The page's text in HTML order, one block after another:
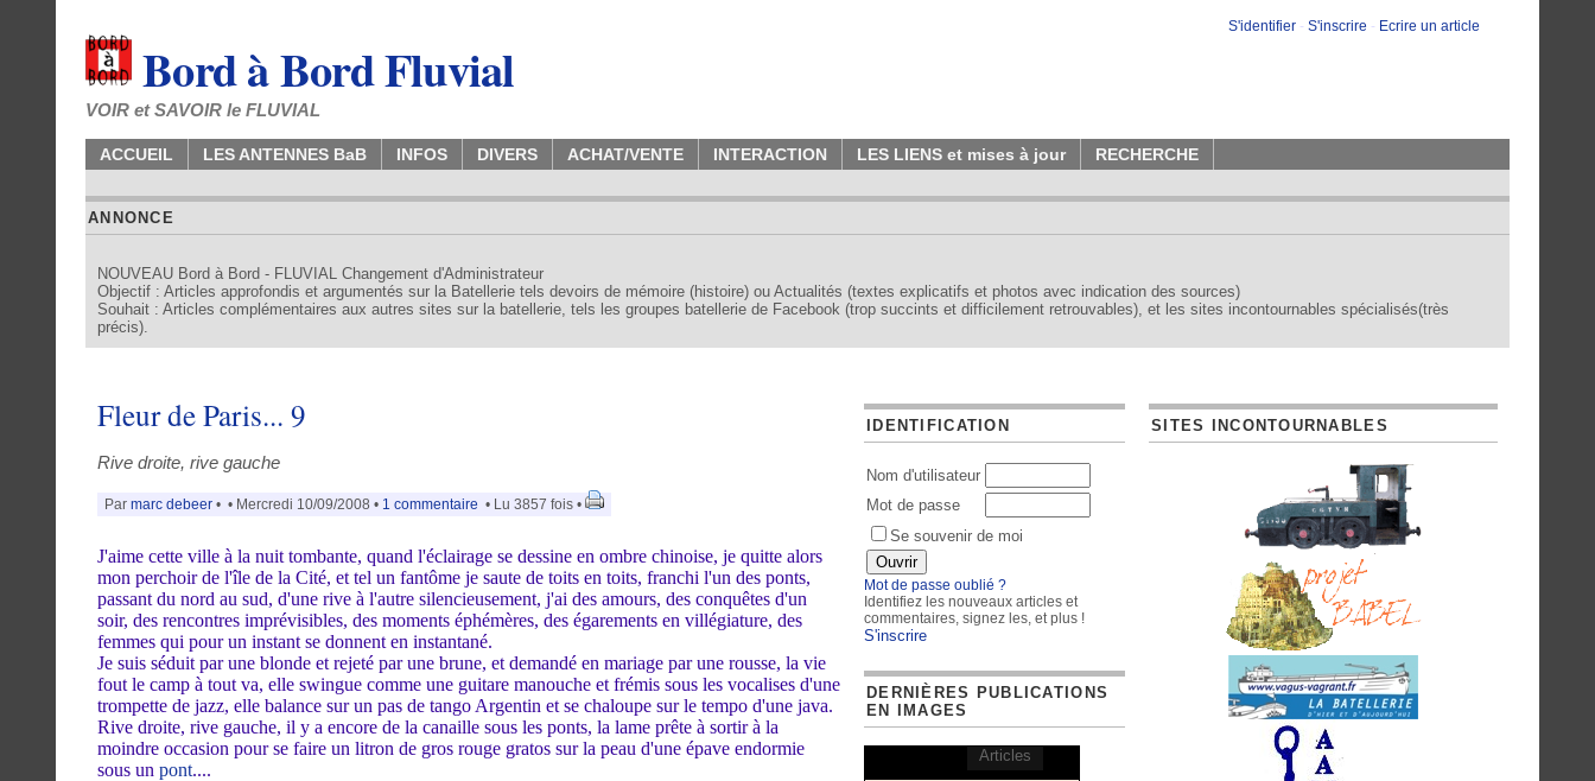
S'identifier - S'inscrire - Ecrire un article
Bord à Bord Fluvial
VOIR et SAVOIR le FLUVIAL
ACCUEIL LES ANTENNES BaB INFOS DIVERS ACHAT/VENTE INTERACTION LES LIENS et mises à jour RECHERCHE
ANNONCE
NOUVEAU Bord à Bord - FLUVIAL Changement d'Administrateur
Objectif : Articles approfondis et argumentés sur la Batellerie tels devoirs de mémoire (histoire) ou Actualités (textes explicatifs et photos avec indication des sources)
Souhait : Articles complémentaires aux autres sites sur la batellerie, tels les groupes batellerie de Facebook (trop succints et difficilement retrouvables), et les sites incontournables spécialisés(très
précis).
Fleur de Paris... 9
Rive droite, rive gauche
Par marc debeer • • Mercredi 10/09/2008 • 1 commentaire • Lu 3857 fois •
J'aime cette ville à la nuit tombante, quand l'éclairage se dessine en ombre chinoise, je quitte alors
mon perchoir de l'île de la Cité, et tel un fantôme je saute de toits en toits, franchi l'un des ponts,
passant du nord au sud, d'une rive à l'autre silencieusement, j'ai des amours, des conquêtes d'un
soir, des rencontres imprévisibles, des moments éphémères, des égarements en villégiature, des
femmes qui pour un instant se donnent en instantané.
Je suis séduit par une blonde et rejeté par une brune, et demandé en mariage par une rousse, la vie
fout le camp à tout va, elle swingue comme une guitare manouche et frémis sous les vocalises d'une
trompette de jazz, elle balance sur un pas de tango Argentin et se chaloupe sur le tempo d'une java.
Rive droite, rive gauche, il y a encore de la canaille sous les ponts, la lame prête à sortir à la
moindre occasion pour se faire un litron de gros rouge gratos sur la peau d'une épave endormie
sous un pont....
IDENTIFICATION
Nom d'utilisateur
Mot de passe
Se souvenir de moi
Mot de passe oublié ?
Identifiez les nouveaux articles et
commentaires, signez les, et plus !
S'inscrire
DERNIÈRES PUBLICATIONS
EN IMAGES
Articles
SITES INCONTOURNABLES